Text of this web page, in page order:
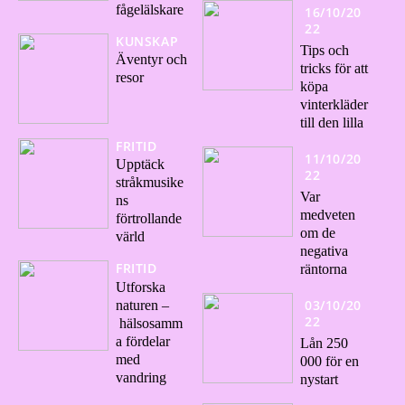
fågelälskare
KUNSKAP
Äventyr och
resor
FRITID
Upptäck
stråkmusike
ns
förtrollande
värld
FRITID
Utforska
naturen –
hälsosamm
a fördelar
med
vandring
16/10/20
22
Tips och
tricks för att
köpa
vinterkläder
till den lilla
11/10/20
22
Var
medveten
om de
negativa
räntorna
03/10/20
22
Lån 250
000 för en
nystart